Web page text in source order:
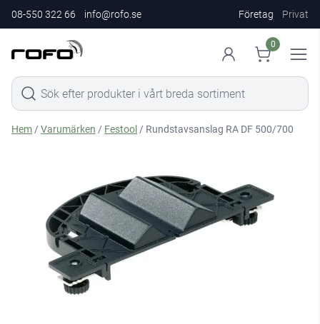
08-550 322 66 info@rofo.se Företag Privat
0
Hem /Varumärken / Festool / Rundstavsanslag RA DF 500/700